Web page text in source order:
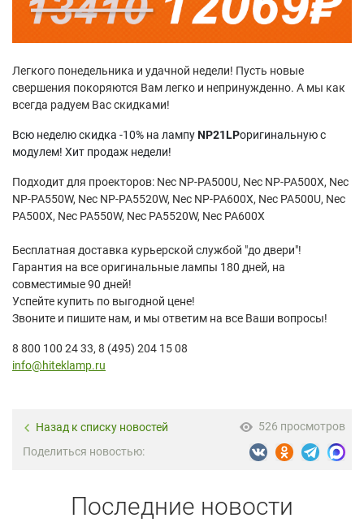
Легкого понедельника и удачной недели! Пусть новые
свершения покоряются Вам легко и непринужденно. А мы как
всегда радуем Вас скидками!
Всю неделю скидка -10% на лампуNP21LPоригинальную с
модулем! Хит продаж недели!
Подходит для проекторов: Nec NP-PA500U, Nec NP-PA500X, Nec
NP-PA550W, Nec NP-PA5520W, Nec NP-PA600X, Nec PA500U, Nec
PA500X, Nec PA550W, Nec PA5520W, Nec PA600X
Бесплатная доставка курьерской службой "до двери"!
Гарантия на все оригинальные лампы 180 дней, на
совместимые 90 дней!
Успейте купить по выгодной цене!
Звоните и пишите нам, и мы ответим на все Ваши вопросы!
8 800 100 24 33, 8 (495) 204 15 08
info@hiteklamp.ru
Назад к списку новостей
526 просмотров
Поделиться новостью:
Последние новости